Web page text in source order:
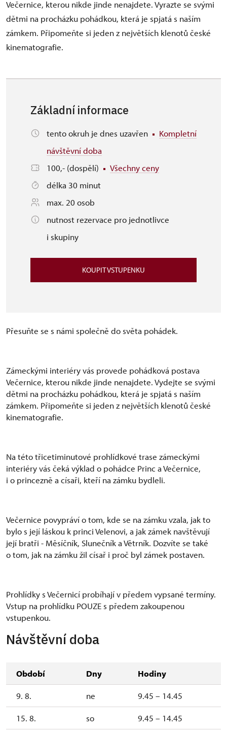
Večernice, kterou nikde jinde nenajdete. Vyrazte se svými
dětmi na procházku pohádkou, která je spjatá s naším
zámkem. Připomeňte si jeden z největších klenotů české
kinematografie.
Základní informace
tento okruh je dnes uzavřen
Kompletní
návštěvní doba
100,- (dospělí)
Všechny ceny
délka 30 minut
max. 20 osob
nutnost rezervace pro jednotlivce
i skupiny
KOUPIT VSTUPENKU
Přesuňte se s námi společně do světa pohádek.
Zámeckými interiéry vás provede pohádková postava
Večernice, kterou nikde jinde nenajdete. Vydejte se svými
dětmi na procházku pohádkou, která je spjatá s naším
zámkem. Připomeňte si jeden z největších klenotů české
kinematografie.
Na této třicetiminutové prohlídkové trase zámeckými
interiéry vás čeká výklad o pohádce Princ a Večernice,
i o princezně a císaři, kteří na zámku bydleli.
Večernice povypráví o tom, kde se na zámku vzala, jak to
bylo s její láskou k princi Velenovi, a jak zámek navštěvují
její bratři - Měsíčník, Slunečník a Větrník. Dozvíte se také
o tom, jak na zámku žil císař i proč byl zámek postaven.
Prohlídky s Večernicí probíhají v předem vypsané termíny.
Vstup na prohlídku POUZE s předem zakoupenou
vstupenkou.
Návštěvní doba
Období Dny Hodiny
9. 8. ne 9.45 – 14.45
15. 8. so 9.45 – 14.45